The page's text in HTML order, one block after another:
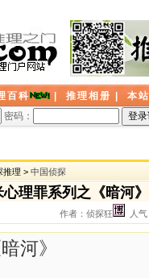
百科 推理相册
本
密码：
推理 > 中国侦探
心理罪系列之《暗河
作者：侦探狂 人
河》